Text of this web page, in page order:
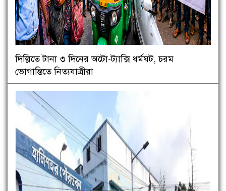
দিল্লিতে টানা ৩ দিনের অটো-ট্যাক্সি ধর্মঘট, চরম
ভোগান্তিতে নিত্যযাত্রীরা